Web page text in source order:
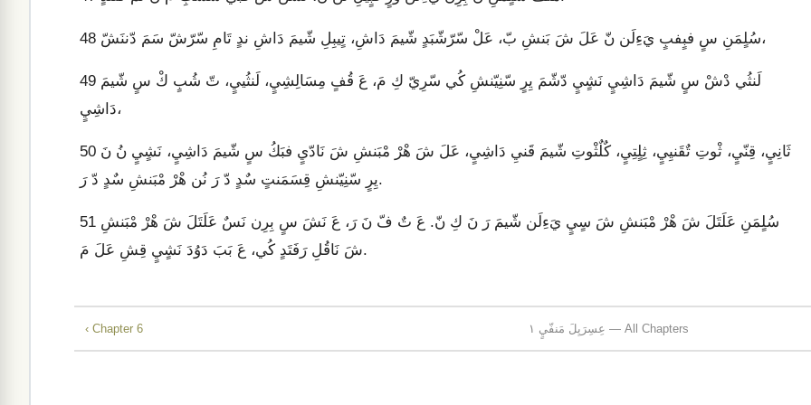
48 سُلٍمَنِ سٍ فبٍفبٍ يَءِلَن نّ عَلَ شَ بَنشِ بّ، عَلْ سّرّشّبَدٍ شّيمَ دَاشِ، تٍيبِلِ شّيمَ دَاشِ ندٍ تَامِ سّرّشّ سَمَ دّننَشّ،
49
دَاشِيٍ،
50
يِرٍ سّنِيّنشِ قِسَمَنتٍ سٌدٍ دّ رَ نُن هْرْ مْبَنشِ سٌدٍ دّ رَ.
51
شَ نَاقُلِ رَفَتَدٍ كُي، عَ بَبَ دَوُدَ نَشٍيٍ قِشِ عَلَ مَ.
‹ Chapter 6 عِسِرَيِلَ مَنفّيٍ ١ — All Chapters